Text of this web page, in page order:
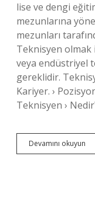
lise ve dengi
mezunlarına
mezunları
Teknisyen
veya endüstriyel
gereklidir.
Kariyer. ›
Teknisyen ›
Devamını okuyun